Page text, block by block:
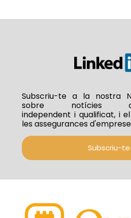
Subscriu-te a la nostra
sobre notícies
independent i qualificat, i
les assegurances
Subscriu-te